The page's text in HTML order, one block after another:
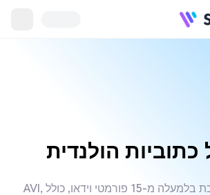
כתוביות הולנדית
SubEasy.ai תומכת בלמעלה מ-15 פורמטי וידאו, כולל AVI,